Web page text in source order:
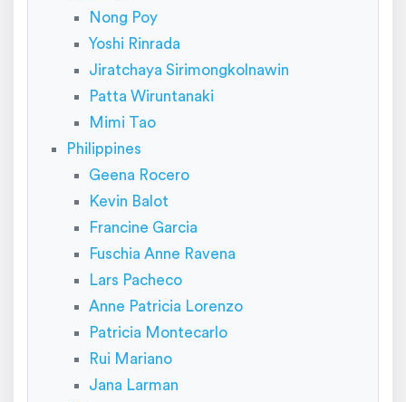
Nong Poy
Yoshi Rinrada
Jiratchaya Sirimongkolnawin
Patta Wiruntanaki
Mimi Tao
Philippines
Geena Rocero
Kevin Balot
Francine Garcia
Fuschia Anne Ravena
Lars Pacheco
Anne Patricia Lorenzo
Patricia Montecarlo
Rui Mariano
Jana Larman